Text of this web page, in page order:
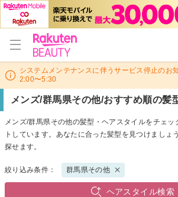
システムメンテナンスに伴うサービス停止のお
2:00〜5:30
メンズ/群馬県その他/おすすめ順の髪
メンズ/群馬県その他の髪型・ヘアスタイルをチェ
トしています。あなたに合った髪型を見つけましょ
探せます。
絞り込み条件： 群馬県その他
ヘアスタイル検索